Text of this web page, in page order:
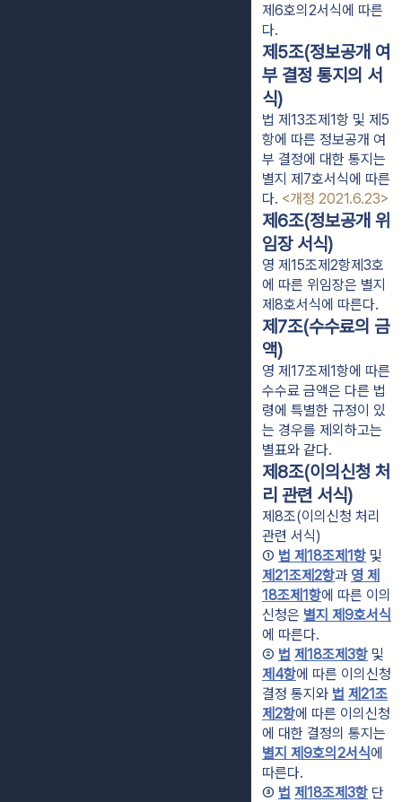
제6호의2서식에 따른
다.
제5조(정보공개 여
부 결정 통지의 서
식)
법 제13조제1항 및 제5
항에 따른 정보공개 여
부 결정에 대한 통지는
별지 제7호서식에 따른
다. <개정 2021.6.23>
제6조(정보공개 위
임장 서식)
영 제15조제2항제3호
에 따른 위임장은 별지
제8호서식에 따른다.
제7조(수수료의 금
액)
영 제17조제1항에 따른
수수료 금액은 다른 법
령에 특별한 규정이 있
는 경우를 제외하고는
별표와 같다.
제8조(이의신청 처
리 관련 서식)
제8조(이의신청 처리
관련 서식)
① 법 제18조제1항
제21조제2항과 영 제
18조제1항에 따른 이의
신청은 별지 제9호서식
에 따른다.
② 법 제18조제3항
제4항에 따른 이의신청
결정 통지와 법 제21조
제2항에 따른 이의신청
별지 제9호의2서식에
따른다.
③ 법 제18조제3항 단